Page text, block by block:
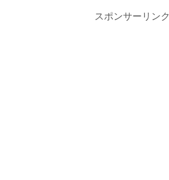
スポンサーリンク